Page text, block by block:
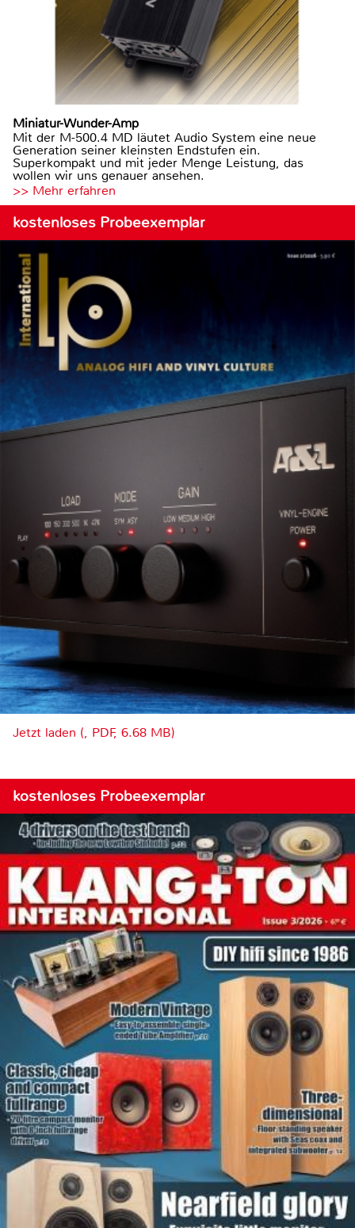
Miniatur-Wunder-Amp
Mit der M-500.4 MD läutet Audio System eine neue
Generation seiner kleinsten Endstufen ein.
Superkompakt und mit jeder Menge Leistung, das
wollen wir uns genauer ansehen.
>> Mehr erfahren
kostenloses Probeexemplar
Jetzt laden (, PDF, 6.68 MB)
kostenloses Probeexemplar